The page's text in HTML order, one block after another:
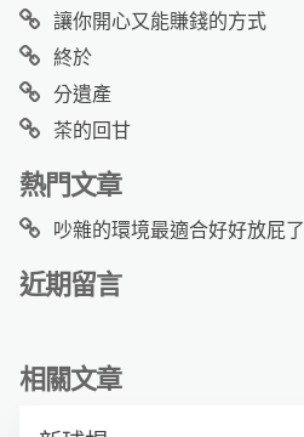
讓你開心又能賺錢的方式
終於
分遺產
茶的回甘
熱門文章
吵雜的環境最適合好好放屁了
近期留言
相關文章